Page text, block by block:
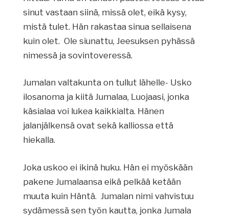
sinut vastaan siinä, missä olet, eikä kysy,
mistä tulet. Hän rakastaa sinua sellaisena
kuin olet. Ole siunattu, Jeesuksen pyhässä
nimessä ja sovintoveressä.
Jumalan valtakunta on tullut lähelle- Usko
ilosanoma ja kiitä Jumalaa, Luojaasi, jonka
käsialaa voi lukea kaikkialta. Hänen
jalanjälkensä ovat sekä kalliossa että
hiekalla.
Joka uskoo ei ikinä huku. Hän ei myöskään
pakene Jumalaansa eikä pelkää ketään
muuta kuin Häntä. Jumalan nimi vahvistuu
sydämessä sen työn kautta, jonka Jumala